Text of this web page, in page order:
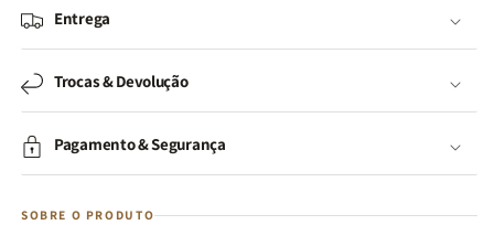
Entrega
Trocas & Devolução
Pagamento & Segurança
SOBRE O PRODUTO